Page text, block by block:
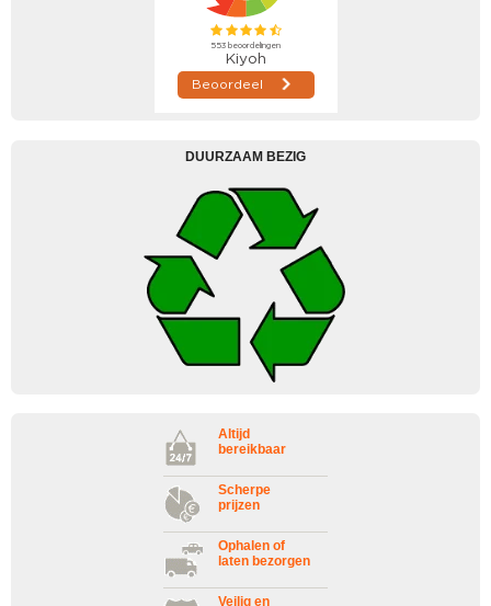
DUURZAAM BEZIG
Altijd
bereikbaar
Scherpe
prijzen
Ophalen of
laten bezorgen
Veilig en